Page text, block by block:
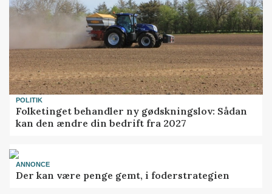
POLITIK
Folketinget behandler ny gødskningslov: Sådan
kan den ændre din bedrift fra 2027
ANNONCE
Der kan være penge gemt, i foderstrategien